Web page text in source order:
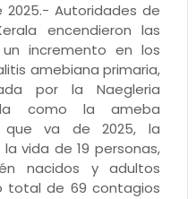
Autoridades de
encendieron las
incremento en los
amebiana primaria,
por la Naegleria
como la ameba
que va de 2025, la
vida de 19 personas,
nacidos y adultos
total de 69 contagios